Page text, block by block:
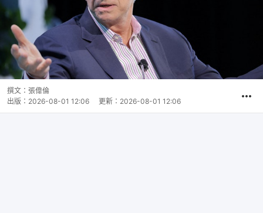
撰文： 張偉倫
出版： 2026-08-01 12:06 更新： 2026-08-01 12:06